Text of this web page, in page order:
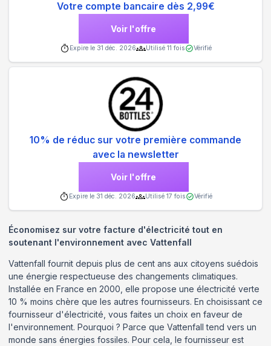
Votre compte bancaire dès 2,99€
Voir l'offre
Expire le 31 déc. 2026 Utilisé 11 fois Vérifié
10% de réduc sur votre première commande
avec la newsletter
Voir l'offre
Expire le 31 déc. 2026 Utilisé 17 fois Vérifié
Économisez sur votre facture d'électricité tout en
soutenant l'environnement avec Vattenfall
Vattenfall fournit depuis plus de cent ans aux citoyens suédois
une énergie respectueuse des changements climatiques.
Installée en France en 2000, elle propose une électricité verte
10 % moins chère que les autres fournisseurs. En choisissant ce
fournisseur d'électricité, vous faites un choix en faveur de
l'environnement. Pourquoi ? Parce que Vattenfall tend vers un
monde sans énergies fossiles. Pour cela, le fournisseur est